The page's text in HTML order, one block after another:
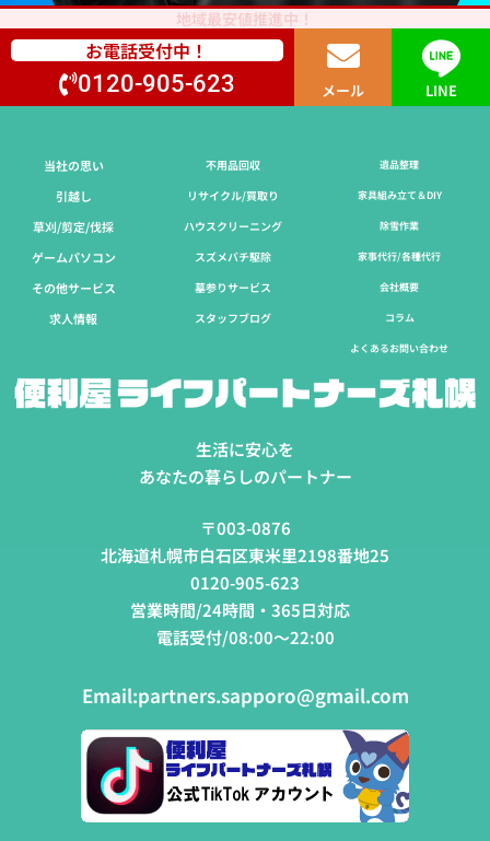
地域最安値推進中！
お電話受付中！
0120-905-623 メール LINE
当社の思い
引越し
草刈/剪定/伐採​
ゲームパソコン
その他サービス
求人情報
不用品回収
リサイクル/買取り
ハウスクリーニング
スズメバチ駆除
墓参りサービス
スタッフブログ
遺品整理
家具組み立て＆DIY
除雪作業
家事代行/各種代行
会社概要
コラム
よくあるお問い合わせ
生活に安心を
あなたの暮らしのパートナー
〒003-0876
北海道札幌市白石区東米里2198番地25
0120-905-623
営業時間/24時間・365日対応
電話受付/08:00～22:00
Email:partners.sapporo@gmail.com